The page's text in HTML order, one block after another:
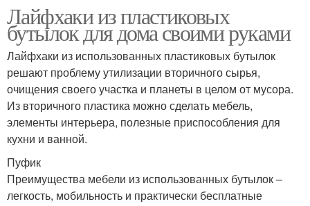
Лайфхаки из пластиковых
бутылок для дома своими руками
Лайфхаки из использованных пластиковых бутылок
решают проблему утилизации вторичного сырья,
очищения своего участка и планеты в целом от мусора.
Из вторичного пластика можно сделать мебель,
элементы интерьера, полезные приспособления для
кухни и ванной.
Пуфик
Преимущества мебели из использованных бутылок –
легкость, мобильность и практически бесплатные